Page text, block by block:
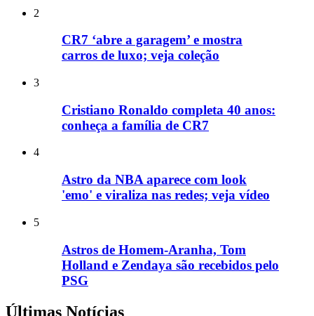
2
CR7 ‘abre a garagem’ e mostra
carros de luxo; veja coleção
3
Cristiano Ronaldo completa 40 anos:
conheça a família de CR7
4
Astro da NBA aparece com look
'emo' e viraliza nas redes; veja vídeo
5
Astros de Homem-Aranha, Tom
Holland e Zendaya são recebidos pelo
PSG
Últimas Notícias